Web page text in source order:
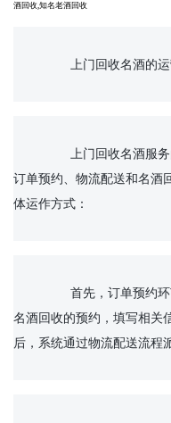
酒回收,知名老酒回收
订单预约、物流配送和名酒
体运作方式：
名酒回收的预约，填写相关
后，系统通过物流配送流程